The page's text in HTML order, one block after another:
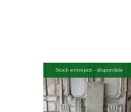
Stock entrepot - disponible